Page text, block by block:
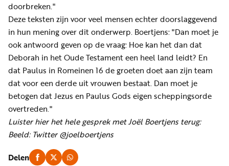
doorbreken."
Deze teksten zijn voor veel mensen echter doorslaggevend
in hun mening over dit onderwerp. Boertjens: "Dan moet je
ook antwoord geven op de vraag: Hoe kan het dan dat
Deborah in het Oude Testament een heel land leidt? En
dat Paulus in Romeinen 16 de groeten doet aan zijn team
dat voor een derde uit vrouwen bestaat. Dan moet je
betogen dat Jezus en Paulus Gods eigen scheppingsorde
overtreden."
Luister hier het hele gesprek met Joël Boertjens terug:
Beeld: Twitter @joelboertjens
Delen